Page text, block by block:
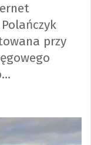
przy